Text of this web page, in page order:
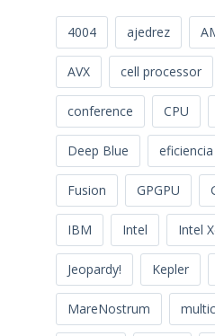
4004 ajedrez
AVX cell processor
conference CPU
Deep Blue
Fusion GPGPU
IBM Intel Intel
Jeopardy! Kepler
MareNostrum